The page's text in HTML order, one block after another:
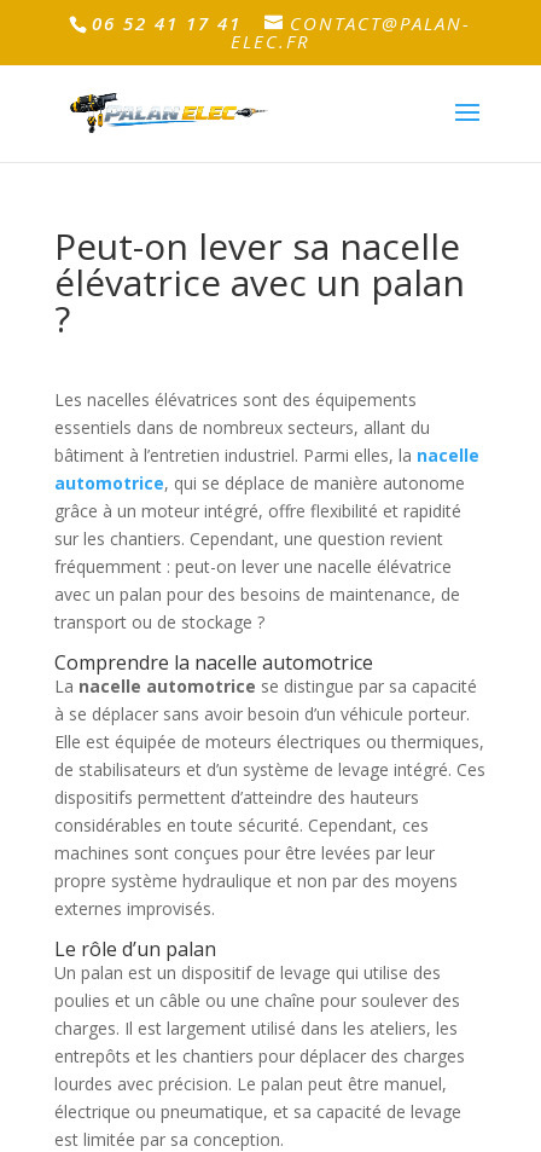
06 52 41 17 41 CONTACT@PALAN-
ELEC.FR
Peut-on lever sa nacelle
élévatrice avec un palan
?
Les nacelles élévatrices sont des équipements
essentiels dans de nombreux secteurs, allant du
bâtiment à l’entretien industriel. Parmi elles, la nacelle
automotrice, qui se déplace de manière autonome
grâce à un moteur intégré, offre flexibilité et rapidité
sur les chantiers. Cependant, une question revient
fréquemment : peut-on lever une nacelle élévatrice
avec un palan pour des besoins de maintenance, de
transport ou de stockage ?
Comprendre la nacelle automotrice
La nacelle automotrice se distingue par sa capacité
à se déplacer sans avoir besoin d’un véhicule porteur.
Elle est équipée de moteurs électriques ou thermiques,
de stabilisateurs et d’un système de levage intégré. Ces
dispositifs permettent d’atteindre des hauteurs
considérables en toute sécurité. Cependant, ces
machines sont conçues pour être levées par leur
propre système hydraulique et non par des moyens
externes improvisés.
Le rôle d’un palan
Un palan est un dispositif de levage qui utilise des
poulies et un câble ou une chaîne pour soulever des
charges. Il est largement utilisé dans les ateliers, les
entrepôts et les chantiers pour déplacer des charges
lourdes avec précision. Le palan peut être manuel,
électrique ou pneumatique, et sa capacité de levage
est limitée par sa conception.